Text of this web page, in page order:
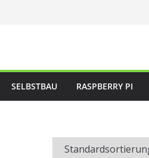
SELBSTBAU RASPBERRY PI